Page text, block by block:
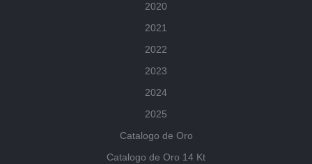
2020
2021
2022
2023
2024
2025
Catalogo de Oro
Catalogo de Oro 14 Kt